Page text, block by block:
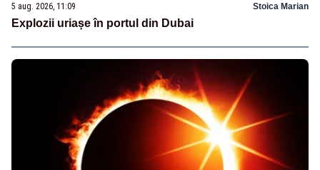
5 aug. 2026, 11:09 Stoica Marian
Explozii uriașe în portul din Dubai